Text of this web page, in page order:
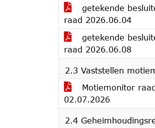
getekende
raad 2026.06.04
getekende
raad 2026.06.08
2.3 Vaststellen
Motiemonitor
02.07.2026
2.4